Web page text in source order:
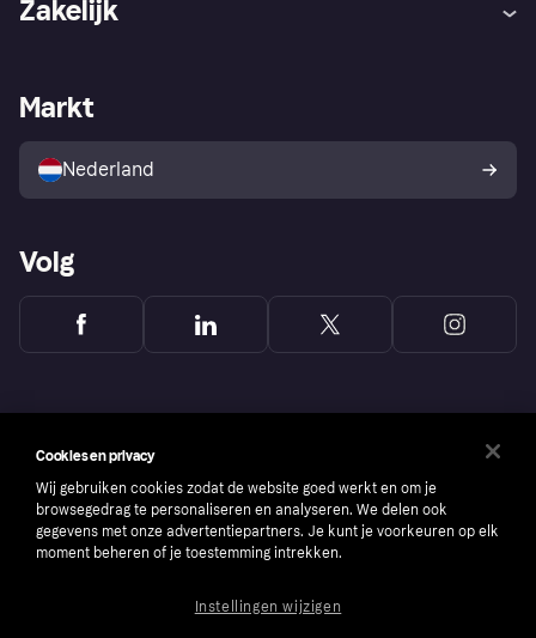
Winkeloverzicht
Kopersbescherming voor
consumenten
Zakelijk
Zakelijke login
Markt
Nederland
Volg
Cookies en privacy
Wij gebruiken cookies zodat de website goed werkt en om je
browsegedrag te personaliseren en analyseren. We delen ook
gegevens met onze advertentiepartners. Je kunt je voorkeuren op elk
moment beheren of je toestemming intrekken.
Instellingen wijzigen